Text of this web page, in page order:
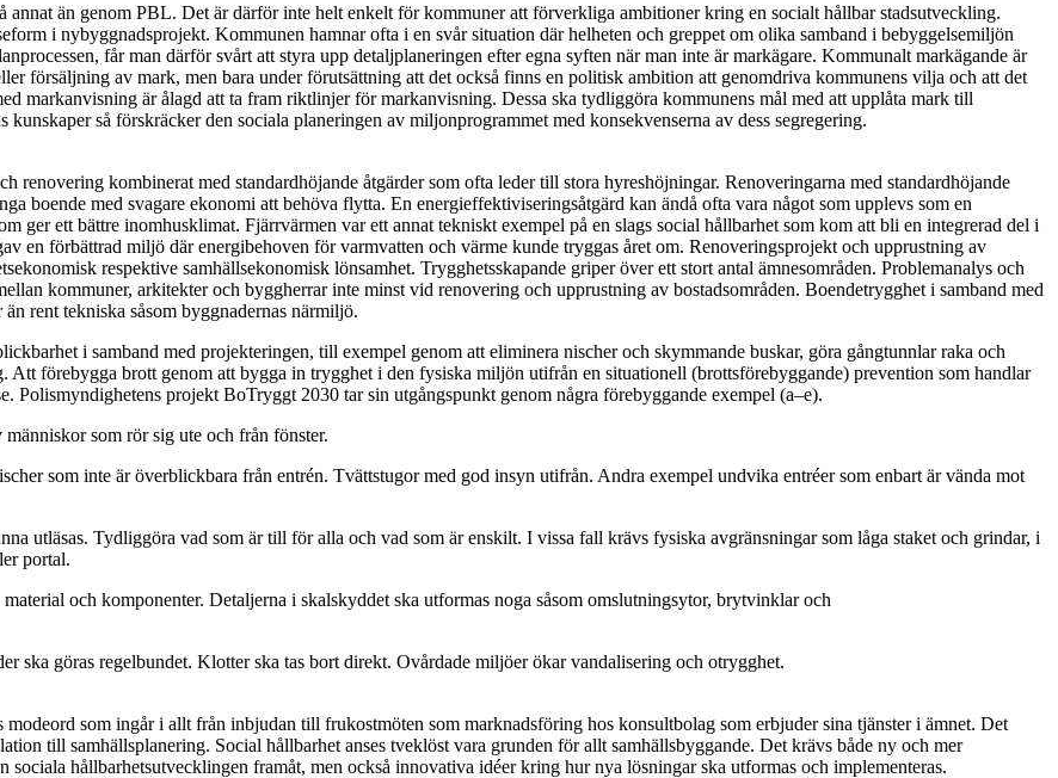
än genom PBL. Det är därför inte helt enkelt för kommuner att förverkliga ambitioner kring en socialt hållbar stadsutveckling.
i nybyggnadsprojekt. Kommunen hamnar ofta i en svår situation där helheten och greppet om olika samband i bebyggelsemiljön
får man därför svårt att styra upp detaljplaneringen efter egna syften när man inte är markägare. Kommunalt markägande är
försäljning av mark, men bara under förutsättning att det också finns en politisk ambition att genomdriva kommunens vilja och att det
markanvisning är ålagd att ta fram riktlinjer för markanvisning. Dessa ska tydliggöra kommunens mål med att upplåta mark till
så förskräcker den sociala planeringen av miljonprogrammet med konsekvenserna av dess segregering.
renovering kombinerat med standardhöjande åtgärder som ofta leder till stora hyreshöjningar. Renoveringarna med standardhöjande
boende med svagare ekonomi att behöva flytta. En energieffektiviseringsåtgärd kan ändå ofta vara något som upplevs som en
ger ett bättre inomhusklimat. Fjärrvärmen var ett annat tekniskt exempel på en slags social hållbarhet som kom att bli en integrerad del i
en förbättrad miljö där energibehoven för varmvatten och värme kunde tryggas året om. Renoveringsprojekt och upprustning av
respektive samhällsekonomisk lönsamhet. Trygghetsskapande griper över ett stort antal ämnesområden. Problemanalys och
kommuner, arkitekter och byggherrar inte minst vid renovering och upprustning av bostadsområden. Boendetrygghet i samband med
rent tekniska såsom byggnadernas närmiljö.
i samband med projekteringen, till exempel genom att eliminera nischer och skymmande buskar, göra gångtunnlar raka och
förebygga brott genom att bygga in trygghet i den fysiska miljön utifrån en situationell (brottsförebyggande) prevention som handlar
projekt BoTryggt 2030 tar sin utgångspunkt genom några förebyggande exempel (a–e).
som rör sig ute och från fönster.
som inte är överblickbara från entrén. Tvättstugor med god insyn utifrån. Andra exempel undvika entréer som enbart är vända mot
utläsas. Tydliggöra vad som är till för alla och vad som är enskilt. I vissa fall krävs fysiska avgränsningar som låga staket och grindar, i
portal.
och komponenter. Detaljerna i skalskyddet ska utformas noga såsom omslutningsytor, brytvinklar och
ska göras regelbundet. Klotter ska tas bort direkt. Ovårdade miljöer ökar vandalisering och otrygghet.
som ingår i allt från inbjudan till frukostmöten som marknadsföring hos konsultbolag som erbjuder sina tjänster i ämnet. Det
till samhällsplanering. Social hållbarhet anses tveklöst vara grunden för allt samhällsbyggande. Det krävs både ny och mer
sociala hållbarhetsutvecklingen framåt, men också innovativa idéer kring hur nya lösningar ska utformas och implementeras.